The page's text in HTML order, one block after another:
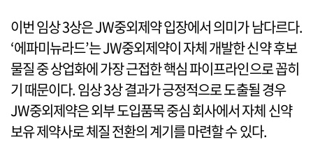
이번 임상 3상은 JW중외제약 입장에서 의미가 남다르다.
‘에파미뉴라드’는 JW중외제약이 자체 개발한 신약 후보
물질 중 상업화에 가장 근접한 핵심 파이프라인으로 꼽히
기 때문이다. 임상 3상 결과가 긍정적으로 도출될 경우
JW중외제약은 외부 도입품목 중심 회사에서 자체 신약
보유 제약사로 체질 전환의 계기를 마련할 수 있다.